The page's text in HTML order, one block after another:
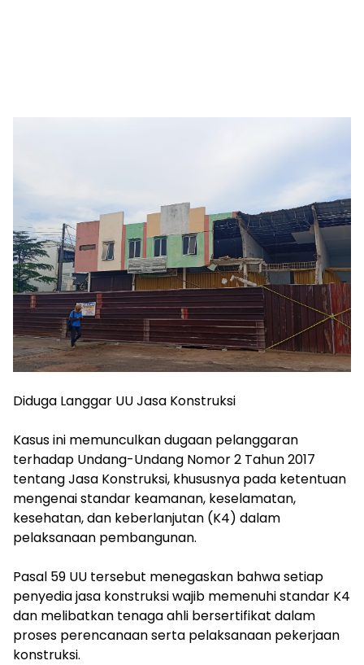
‎Diduga Langgar UU Jasa Konstruksi
‎Kasus ini memunculkan dugaan pelanggaran
terhadap Undang-Undang Nomor 2 Tahun 2017
tentang Jasa Konstruksi, khususnya pada ketentuan
mengenai standar keamanan, keselamatan,
kesehatan, dan keberlanjutan (K4) dalam
pelaksanaan pembangunan.
‎Pasal 59 UU tersebut menegaskan bahwa setiap
penyedia jasa konstruksi wajib memenuhi standar K4
dan melibatkan tenaga ahli bersertifikat dalam
proses perencanaan serta pelaksanaan pekerjaan
konstruksi.